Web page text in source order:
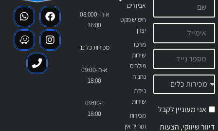
אביזרים
חיפוש מקט
יצרן
מרכז
שירות
פולריס
נתניה
ניידת
שירות
מכירות
וטרייד אין
א-ה 08:000-
16:00
מכירות כלים:
א-ה 09:00-
18:00
ו 09:00-
18:00
אני מעוניין לקבל
דיוור שיווקי, הצעות